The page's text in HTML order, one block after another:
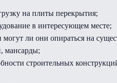
на плиты перекрытия;
в интересующем месте;
ли они опираться на
мансарды;
строительных